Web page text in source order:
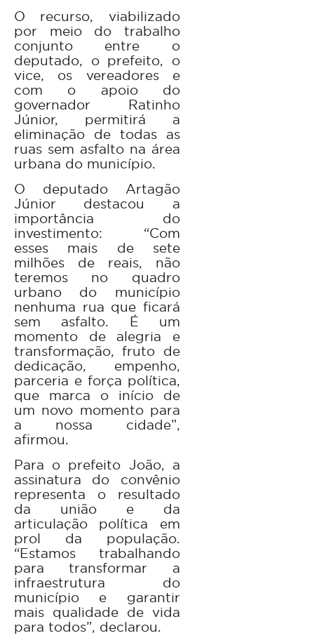
O recurso, viabilizado
por meio do trabalho
conjunto entre o
deputado, o prefeito, o
vice, os vereadores e
com o apoio do
governador Ratinho
Júnior, permitirá a
eliminação de todas as
ruas sem asfalto na área
urbana do município.
O deputado Artagão
Júnior destacou a
importância do
investimento: “Com
esses mais de sete
milhões de reais, não
teremos no quadro
urbano do município
nenhuma rua que ficará
sem asfalto. É um
momento de alegria e
transformação, fruto de
dedicação, empenho,
parceria e força política,
que marca o início de
um novo momento para
a nossa cidade”,
afirmou.
Para o prefeito João, a
assinatura do convênio
representa o resultado
da união e da
articulação política em
prol da população.
“Estamos trabalhando
para transformar a
infraestrutura do
município e garantir
mais qualidade de vida
para todos”, declarou.